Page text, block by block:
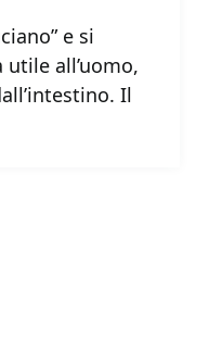
e si
utile all’uomo,
Il